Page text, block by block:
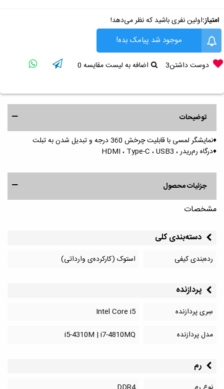
امتیاز:اولین نفری باشید که نظر می‌دهد!
موجود شد پیامک بده!
دوست داشتن3 اضافه به لیست مقایسه 0
توضیحات
♦️نمایشگر لمسی با قابلیت چرخش 360 درجه و تبدیل شدن به تبلت
♦️درگاه رم‌ریدر ، HDMI ، Type-C ، USB3
جزئیات محصول
مشخصات
دسته‌بندی کلی
رده‌بندی کیفی استوک (کارکرده‌ی وارداتی)
پردازنده
سِری پردازنده
Intel Core i5
مدل پردازنده
i5-4310M | i7-4810MQ
رم